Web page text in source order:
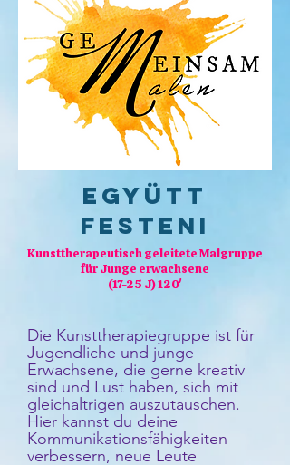
Együtt
festeni
Kunsttherapeutisch geleitete Malgruppe
für Junge erwachsene
(17-25 J) 120'
Die Kunsttherapiegruppe ist für
Jugendliche und junge
Erwachsene, die gerne kreativ
sind und Lust haben, sich mit
gleichaltrigen auszutauschen.
Hier kannst du deine
Kommunikationsfähigkeiten
verbessern, neue Leute